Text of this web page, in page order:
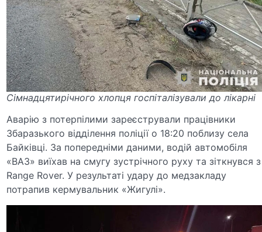
Сімнадцятирічного хлопця госпіталізували до лікарні
Аварію з потерпілими зареєстрували працівники
Збаразького відділення поліції о 18:20 поблизу села
Байківці. За попередніми даними, водій автомобіля
«ВАЗ» виїхав на смугу зустрічного руху та зіткнувся з
Range Rover. У результаті удару до медзакладу
потрапив кермувальник «Жигулі».